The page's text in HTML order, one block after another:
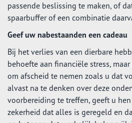
passende beslissing te maken, of
spaarbuffer of een combinatie
Geef uw nabestaanden een cadeau
Bij het verlies van een dierbare
behoefte aan financiële stress,
om afscheid te nemen zoals u dat
alvast na te denken over deze
voorbereiding te treffen, geeft u
zekerheid dat alles is geregeld en